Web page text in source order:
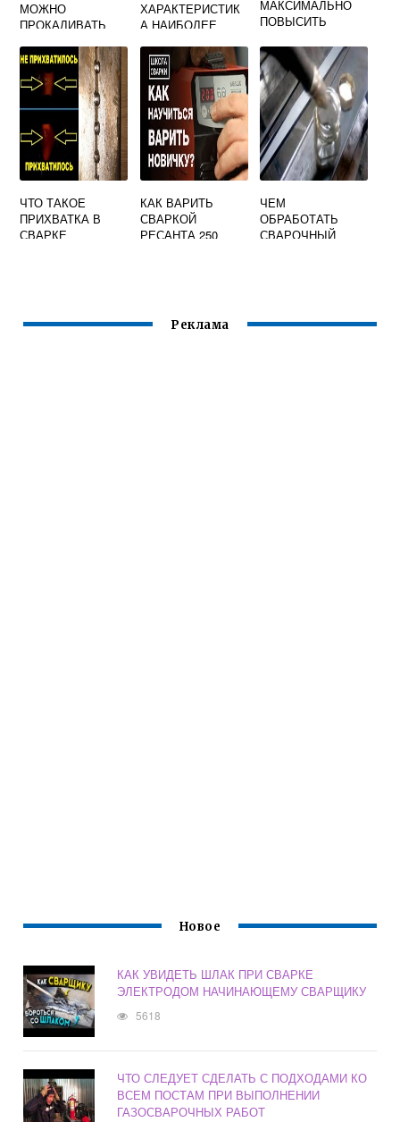
МОЖНО
ПРОКАЛИВАТЬ
СВАРКИ
ХАРАКТЕРИСТИК
А НАИБОЛЕЕ
ОТРАЖАЕТ
СУЩНОСТЬ
ДУГОВОЙ СВАРКИ
НЕПЛАВЯЩИМСЯ
ЭЛЕКТРОДОМ
МАКСИМАЛЬНО
ПОВЫСИТЬ
НОСТЬ ВАШИХ
ПРИЛОЖЕНИЙ
ЧТО ТАКОЕ
ПРИХВАТКА В
СВАРКЕ
КАК ВАРИТЬ
СВАРКОЙ
РЕСАНТА 250
ЧЕМ
ОБРАБОТАТЬ
СВАРОЧНЫЙ
Реклама
Новое
КАК УВИДЕТЬ ШЛАК ПРИ СВАРКЕ
ЭЛЕКТРОДОМ НАЧИНАЮЩЕМУ СВАРЩИКУ
5618
ЧТО СЛЕДУЕТ СДЕЛАТЬ С ПОДХОДАМИ КО
ВСЕМ ПОСТАМ ПРИ ВЫПОЛНЕНИИ
ГАЗОСВАРОЧНЫХ РАБОТ